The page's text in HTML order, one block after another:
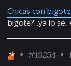
Chicas con bigote
bigote?...ya lo se,
• #19254 •